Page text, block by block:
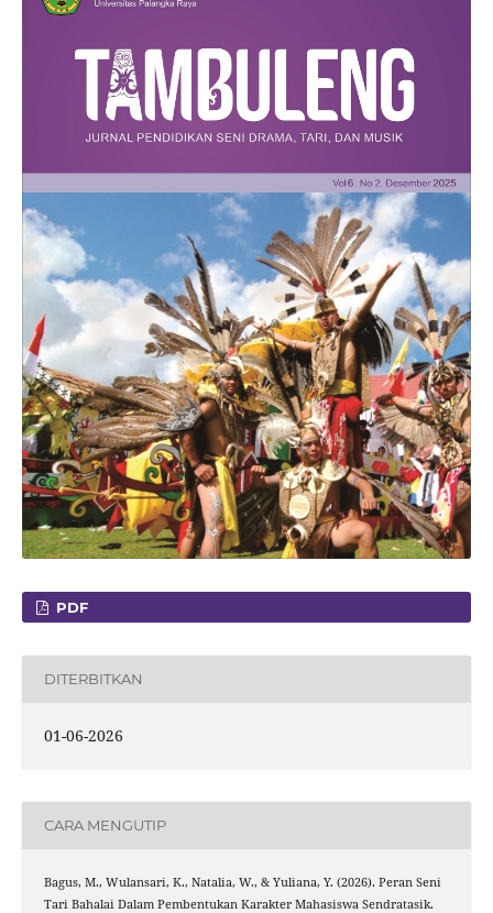
PDF
DITERBITKAN
01-06-2026
CARA MENGUTIP
Bagus, M., Wulansari, K., Natalia, W., & Yuliana, Y. (2026). Peran Seni
Tari Bahalai Dalam Pembentukan Karakter Mahasiswa Sendratasik.